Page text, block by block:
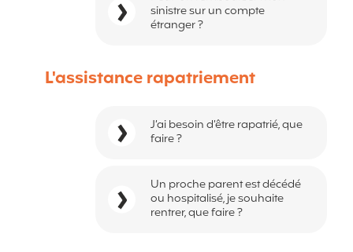
sinistre sur un compte
étranger ?
L'assistance rapatriement
J’ai besoin d’être rapatrié, que
faire ?
Un proche parent est décédé
ou hospitalisé, je souhaite
rentrer, que faire ?